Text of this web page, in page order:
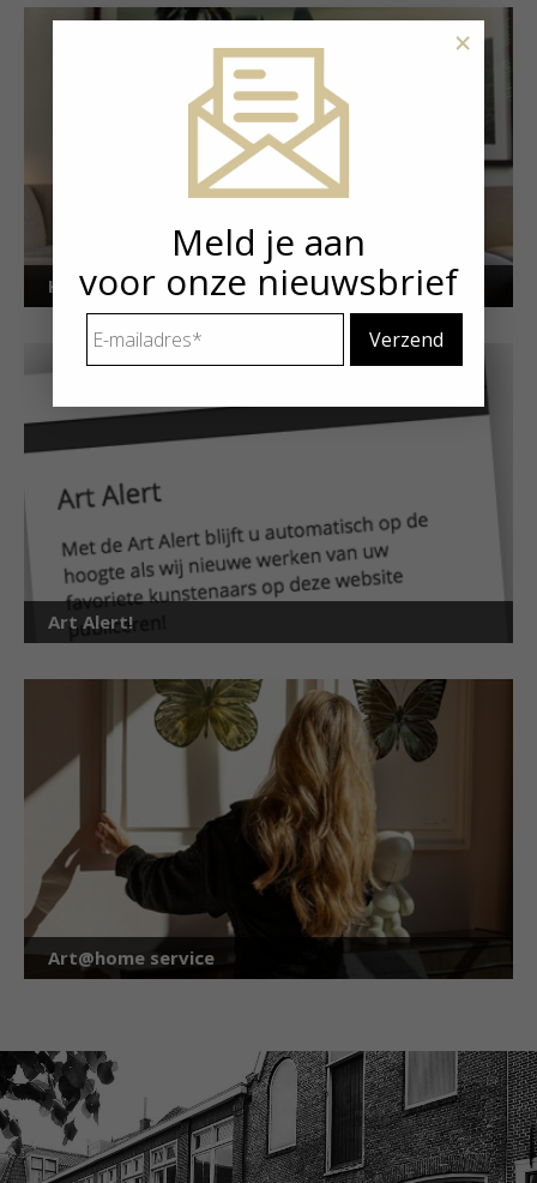
Kunstuitleen voor particulieren
Art Alert!
Art@home service
Meld je aan
voor onze nieuwsbrief
mailadres *
×